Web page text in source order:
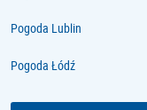
Pogoda Lublin
Pogoda Łódź